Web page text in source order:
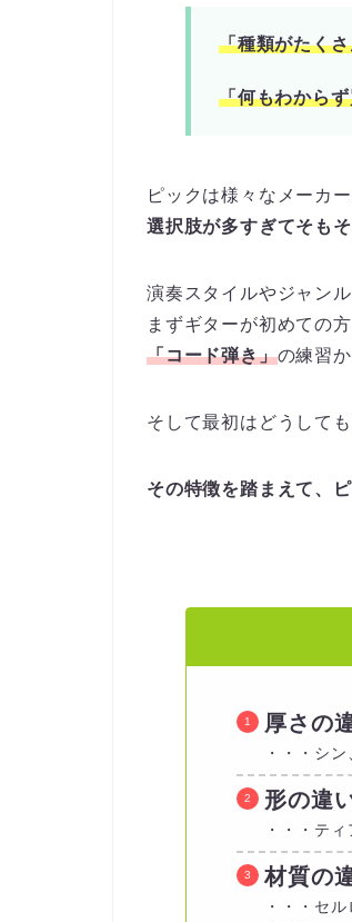
「種類がたく
「何もわから
ピックは様々なメーカ
選択肢が多すぎてそも
演奏スタイルやジャン
まずギターが初めての
「コード弾き」の練習
そして最初はどうして
その特徴を踏まえて、
厚さの
・・・シ
形の違
・・・テ
材質の
・・・セ